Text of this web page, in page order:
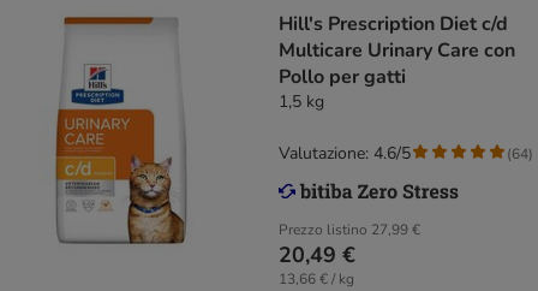
Hill's Prescription Diet c/d
Multicare Urinary Care con
Pollo per gatti
1,5 kg
Prezzo listino 27,99 €
20,49 €
13,66 € / kg
Valutazione: 4.6/5 (64)